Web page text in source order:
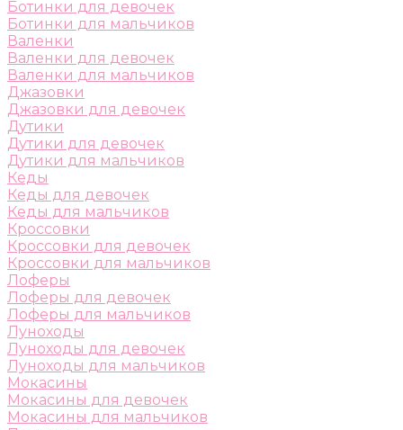
Ботинки для девочек
Ботинки для мальчиков
Валенки
Валенки для девочек
Валенки для мальчиков
Джазовки
Джазовки для девочек
Дутики
Дутики для девочек
Дутики для мальчиков
Кеды
Кеды для девочек
Кеды для мальчиков
Кроссовки
Кроссовки для девочек
Кроссовки для мальчиков
Лоферы
Лоферы для девочек
Лоферы для мальчиков
Луноходы
Луноходы для девочек
Луноходы для мальчиков
Мокасины
Мокасины для девочек
Мокасины для мальчиков